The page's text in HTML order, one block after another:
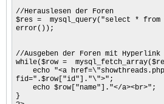
//Herauslesen der Foren
$res = mysql_query("select * from
error());
//Ausgeben der Foren mit Hyperlink
while($row =
echo "<a
fid=".$row["id"]."\">";
echo $row["name"]."</a><br>";
}